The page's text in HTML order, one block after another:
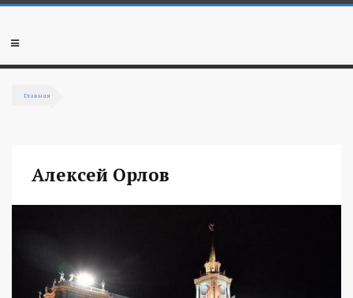
Перейти к основному содержанию
Мобильное
Главная
Алексей Орлов